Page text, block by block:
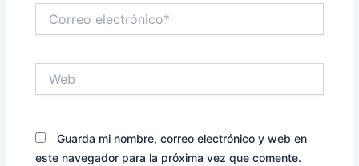
electrónico*
Guarda mi nombre, correo electrónico y web en
este navegador para la próxima vez que comente.